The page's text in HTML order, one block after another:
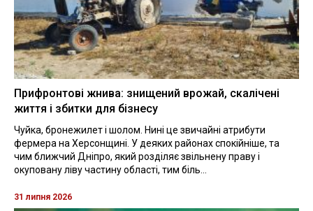
Прифронтові жнива: знищений врожай, скалічені
життя і збитки для бізнесу
Чуйка, бронежилет і шолом. Нині це звичайні атрибути
фермера на Херсонщині. У деяких районах спокійніше, та
чим ближчий Дніпро, який розділяє звільнену праву і
окуповану ліву частину області, тим біль...
31 липня 2026